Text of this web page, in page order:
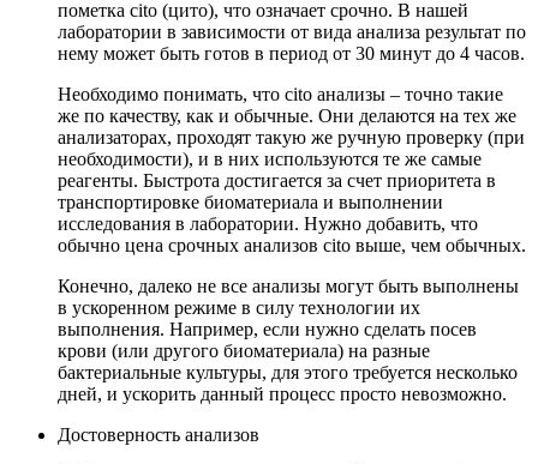
пометка cito (цито), что означает срочно. В нашей
лаборатории в зависимости от вида анализа результат по
нему может быть готов в период от 30 минут до 4 часов.
Необходимо понимать, что cito анализы – точно такие
же по качеству, как и обычные. Они делаются на тех же
анализаторах, проходят такую же ручную проверку (при
необходимости), и в них используются те же самые
реагенты. Быстрота достигается за счет приоритета в
транспортировке биоматериала и выполнении
исследования в лаборатории. Нужно добавить, что
обычно цена срочных анализов cito выше, чем обычных.
Конечно, далеко не все анализы могут быть выполнены
в ускоренном режиме в силу технологии их
выполнения. Например, если нужно сделать посев
крови (или другого биоматериала) на разные
бактериальные культуры, для этого требуется несколько
дней, и ускорить данный процесс просто невозможно.
Достоверность анализов